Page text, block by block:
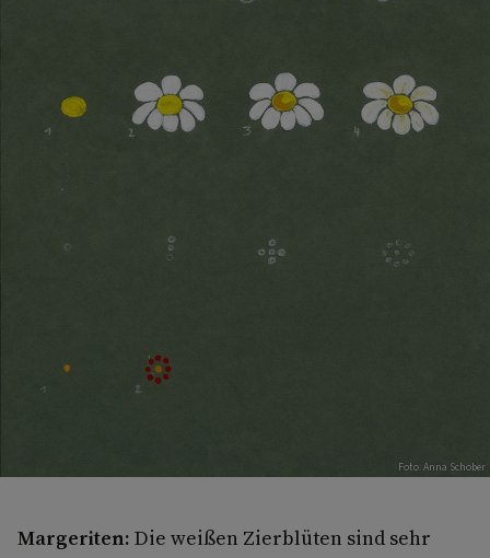
Foto: Anna Schober
Margeriten: Die weißen Zierblüten sind sehr